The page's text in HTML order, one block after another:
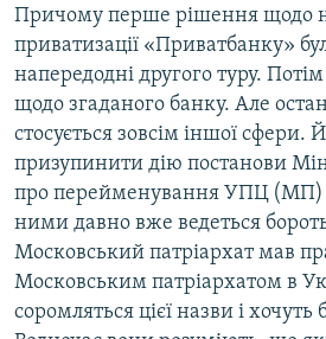
Причому перше рішення щодо
приватизації «Приватбанку»
напередодні другого туру.
щодо згаданого банку. Але
стосується зовсім іншої сфери.
призупинити дію постанови
про перейменування УПЦ (МП)
ними давно вже ведеться
Московський патріархат мав
Московським патріархатом в
соромляться цієї назви і